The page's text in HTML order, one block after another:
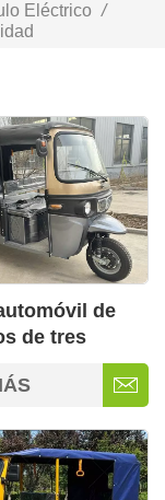
Eléctrico /
de
de tres
nueva energía